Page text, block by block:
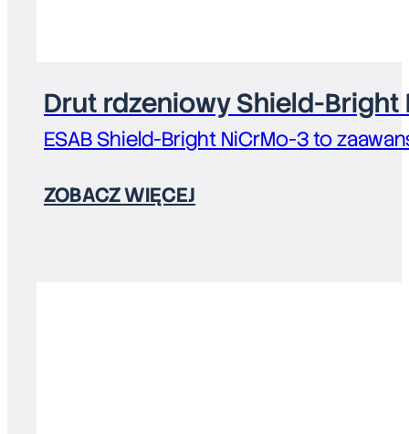
Drut rdzeniowy Shield-Bright
ESAB Shield-Bright NiCrMo-3 to
ZOBACZ WIĘCEJ